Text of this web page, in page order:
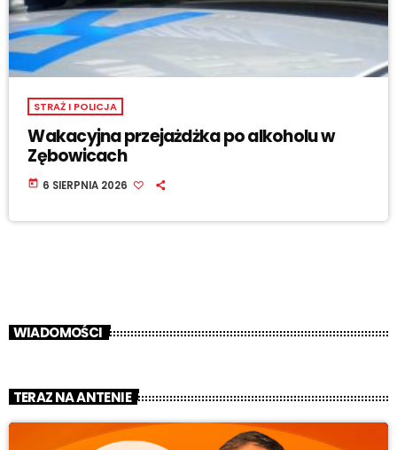
STRAŻ I POLICJA
Wakacyjna przejażdżka po alkoholu w
Zębowicach
today 6 SIERPNIA 2026
WIADOMOŚCI
TERAZ NA ANTENIE